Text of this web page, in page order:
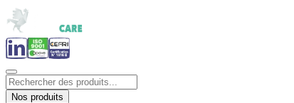
Nos produits